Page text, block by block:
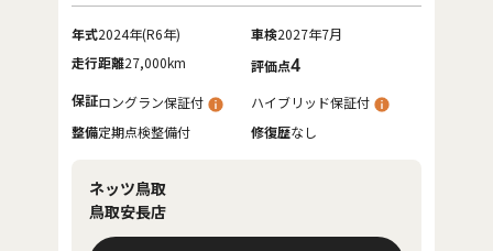
年式2024年(R6年) 車検2027年7月
走行距離27,000km 評価点4
保証ロングラン保証付
ハイブリッド保証付
整備定期点検整備付 修復歴なし
ネッツ鳥取
鳥取安長店